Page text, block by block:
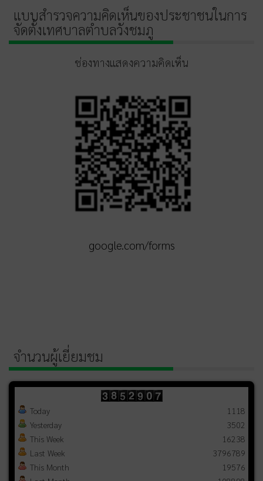
แบบสำรวจความคิดเห็นของประชาชนในการ
จัดตั้งเทศบาลตำบลวังชมภู
ช่องทางแสดงความคิดเห็น
google.com/forms
จำนวนผู้เยี่ยมชม
Today
Yesterday
This Week
Last Week
This Month
1118
3502
16238
3796789
19576